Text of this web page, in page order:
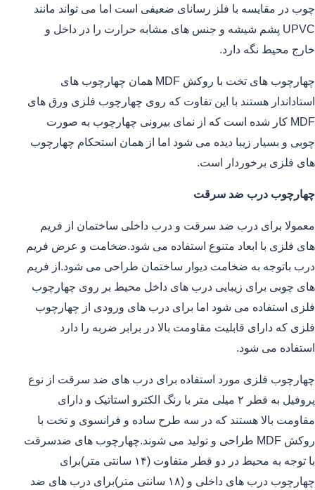
چوب در مقایسه با فلز رسانای ضعیفی است اما می تواند مانند
UPVC پشم شیشه و جنس های مشابه حرارت را در داخل و
خارج محیط نگه دارد.
چهارچوب های تخت با روکش MDF همان چهارچوب های
استاداندار هستند با این تفاوت که روی چهارچوب فلزی ورق های
MDF کار شده است که از نمای بیرونی چهارچوب به صورت
چوبی و بسیار زیبا دیده می شود اما از همان استحکام چهارچوب
های فلزی برخوردار است.
چهارچوب درب ضد سرقت
معمولا برای درب ضد سرقت و درب داخلی ساختمان از فریم
های فلزی با ابعاد متنوع استفاده می شود.ضخامت و عرض فریم
درب باتوجه به ضخامت دیوار ساختمان طراحی می شود.از فریم
های چوبی برای زیبایی درب های داخل محیط بر روی چهارچوب
فلزی استفاده می شود اما برای درب های ورودی از چهارچوب
فلزی که دارای قابلیت مقاومت بالا در برابر ضربه را دارد
استفاده می شود.
چهارچوب فلزی مورد استفاده برای درب های ضد سرقت از نوع
پروفیل به قطر ۲ میلی متر با رنگ الکترو استاتیک و دارای
مقاومت بالا هستند که در سه طرح ساده و فرانسوی و تخت با
روکش MDF طراحی و تولید می شوند.چهارچوب های ضدسرقت
با توجه به محیط در دو قطر متفاوت (۱۴ سانتی متر)برای
چهارچوب درب های داخلی و (۱۸ سانتی متر)برای درب های ضد